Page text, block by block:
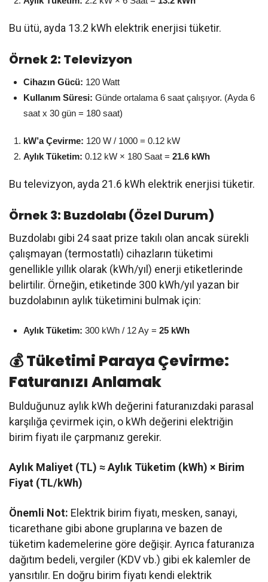
Bu ütü, ayda 13.2 kWh elektrik enerjisi tüketir.
Örnek 2: Televizyon
Cihazın Gücü: 120 Watt
Kullanım Süresi: Günde ortalama 6 saat çalışıyor. (Ayda 6
saat x 30 gün = 180 saat)
kW’a Çevirme: 120 W / 1000 = 0.12 kW
Aylık Tüketim: 0.12 kW × 180 Saat = 21.6 kWh
Bu televizyon, ayda 21.6 kWh elektrik enerjisi tüketir.
Örnek 3: Buzdolabı (Özel Durum)
Buzdolabı gibi 24 saat prize takılı olan ancak sürekli
çalışmayan (termostatlı) cihazların tüketimi
genellikle yıllık olarak (kWh/yıl) enerji etiketlerinde
belirtilir. Örneğin, etiketinde 300 kWh/yıl yazan bir
buzdolabının aylık tüketimini bulmak için:
Aylık Tüketim: 300 kWh / 12 Ay = 25 kWh
💰 Tüketimi Paraya Çevirme:
Faturanızı Anlamak
Bulduğunuz aylık kWh değerini faturanızdaki parasal
karşılığa çevirmek için, o kWh değerini elektriğin
birim fiyatı ile çarpmanız gerekir.
Aylık Maliyet (TL) ≈ Aylık Tüketim (kWh) × Birim
Fiyat (TL/kWh)
Önemli Not: Elektrik birim fiyatı, mesken, sanayi,
ticarethane gibi abone gruplarına ve bazen de
tüketim kademelerine göre değişir. Ayrıca faturanıza
dağıtım bedeli, vergiler (KDV vb.) gibi ek kalemler de
yansıtılır. En doğru birim fiyatı kendi elektrik